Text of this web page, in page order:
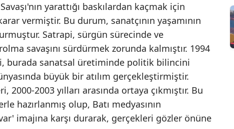
Kütahya
Manisa
Kahramanmaraş
Mardin
Muğla
yarattığı baskılardan kaçmak için
vermiştir. Bu durum, sanatçının yaşamının
Satrapi, sürgün sürecinde ve
savaşını sürdürmek zorunda kalmıştır. 1994
burada sanatsal üretiminde politik bilincini
büyük bir atılım gerçekleştirmiştir.
2003 yılları arasında ortaya çıkmıştır. Bu
hazırlanmış olup, Batı medyasının
imajına karşı durarak, gerçekleri gözler önüne